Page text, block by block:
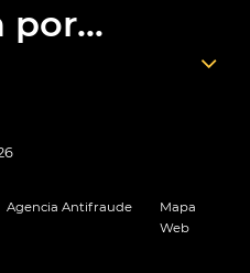
por...
Agencia Antifraude
Mapa
Web